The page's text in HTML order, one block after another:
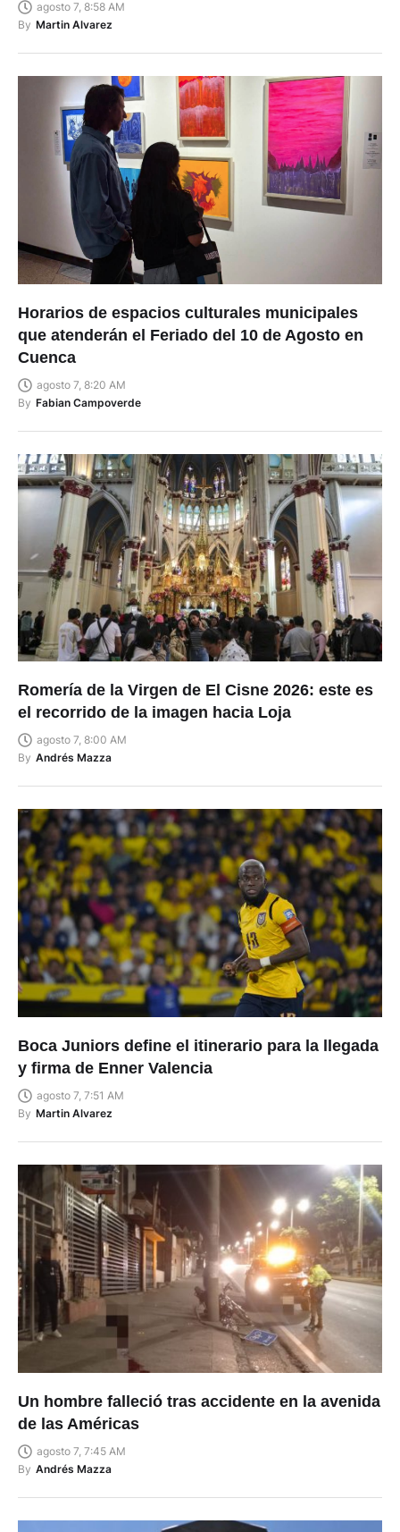
agosto 7, 8:58 AM
By Martin Alvarez
Horarios de espacios culturales municipales
que atenderán el Feriado del 10 de Agosto en
Cuenca
agosto 7, 8:20 AM
By Fabian Campoverde
Romería de la Virgen de El Cisne 2026: este es
el recorrido de la imagen hacia Loja
agosto 7, 8:00 AM
By Andrés Mazza
Boca Juniors define el itinerario para la llegada
y firma de Enner Valencia
agosto 7, 7:51 AM
By Martin Alvarez
Un hombre falleció tras accidente en la avenida
de las Américas
agosto 7, 7:45 AM
By Andrés Mazza